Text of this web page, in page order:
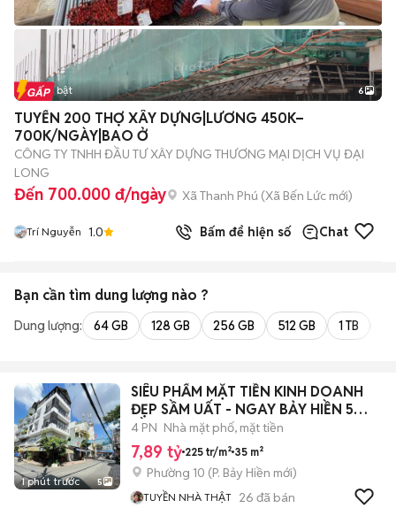
+2
Tin nổi bật 6
TUYỂN 200 THỢ XÂY DỰNG|LƯƠNG 450K–
700K/NGÀY|BAO Ở
CÔNG TY TNHH ĐẦU TƯ XÂY DỰNG THƯƠNG MẠI DỊCH VỤ ĐẠI
LONG
Đến 700.000 đ/ngày Xã Thanh Phú (Xã Bến Lức mới)
Trí Nguyễn 1.0 Bấm để hiện số Chat
Bạn cần tìm dung lượng nào ?
Dung lượng: 64 GB 128 GB 256 GB 512 GB 1 TB
1 phút trước 5
SIÊU PHẨM MẶT TIỀN KINH DOANH
ĐẸP SẦM UẤT - NGAY BẢY HIỀN 5
TẦNG MỚI
4 PN Nhà mặt phố, mặt tiền
7,89 tỷ 225 tr/m² 35 m²
Phường 10 (P. Bảy Hiền mới)
TUYỀN NHÀ THẬT 26 đã bán